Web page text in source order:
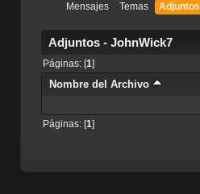
Mensajes Temas Adjuntos
Adjuntos - JohnWick7
Páginas: [1]
Nombre del Archivo
Páginas: [1]